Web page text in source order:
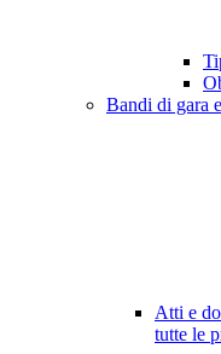
Bandi di gara
Atti e
tutte le